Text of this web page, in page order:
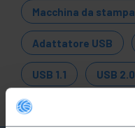
Macchina da stampa
Adattatore USB
USB 1.1 USB 2.0